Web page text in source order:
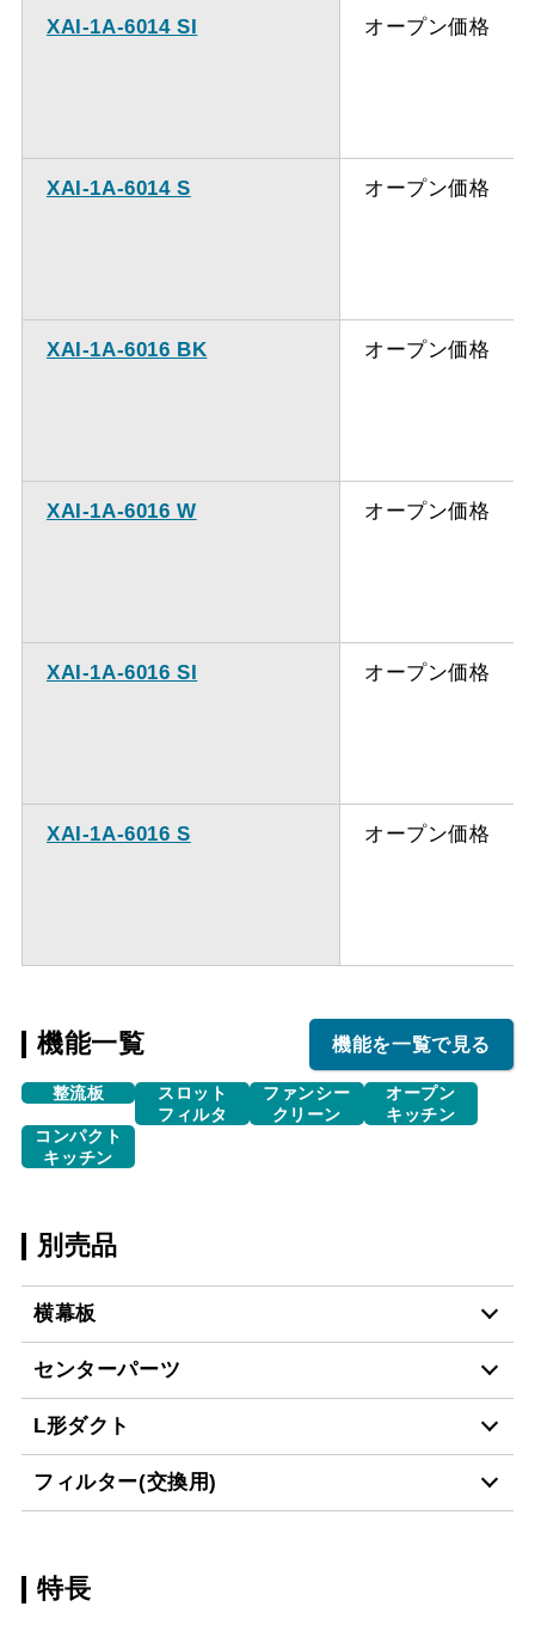
XAI-1A-6014 SI オープン価格
XAI-1A-6014 S オープン価格
XAI-1A-6016 BK オープン価格
XAI-1A-6016 W オープン価格
XAI-1A-6016 SI オープン価格
XAI-1A-6016 S オープン価格
機能一覧 機能を一覧で見る
整流板
スロット
フィルタ
ファンシー
クリーン
オープン
キッチン
コンパクト
キッチン
別売品
横幕板
YMP20-E470 S ¥7,150（税抜価格 ￥
YMP20-E470 W ¥4,290（税抜価格 ￥
YMP20-E470 SI
センターパーツ
XAI-CP6040 W ¥14,410（税抜価格 ￥
XAI-CP6060 W
L形ダクト
フィルター(交換用)
CSF17-3421
特長